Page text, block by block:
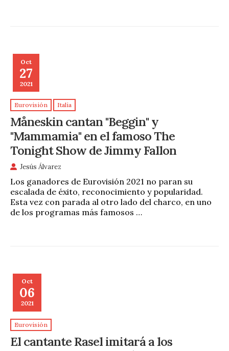
Oct
27
2021
Eurovisión Italia
Måneskin cantan "Beggin" y
"Mammamia" en el famoso The
Tonight Show de Jimmy Fallon
Jesús Álvarez
Los ganadores de Eurovisión 2021 no paran su
escalada de éxito, reconocimiento y popularidad.
Esta vez con parada al otro lado del charco, en uno
de los programas más famosos …
Oct
06
2021
Eurovisión
El cantante Rasel imitará a los